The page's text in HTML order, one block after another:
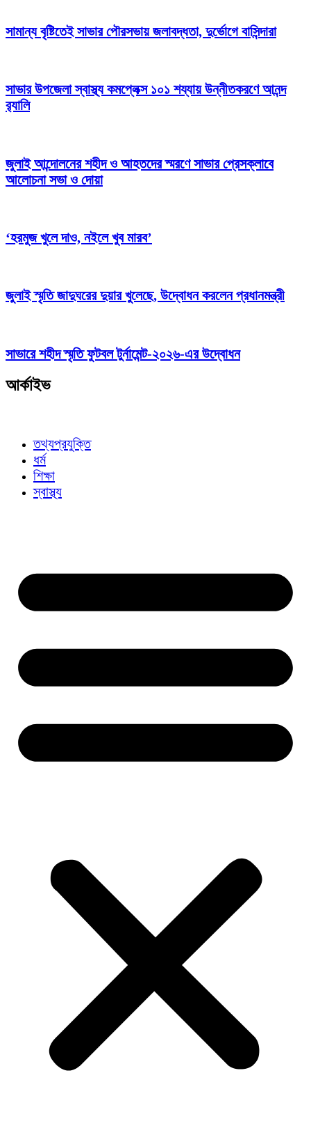
সামান্য বৃষ্টিতেই সাভার পৌরসভায় জলাবদ্ধতা, দুর্ভোগে বাসিন্দারা
সাভার উপজেলা স্বাস্থ্য কমপ্লেক্স ১০১ শয্যায় উন্নীতকরণে আনন্দ
র‍্যালি
জুলাই আন্দোলনের শহীদ ও আহতদের স্মরণে সাভার প্রেসক্লাবে
আলোচনা সভা ও দোয়া
‘হরমুজ খুলে দাও, নইলে খুব মারব’
জুলাই স্মৃতি জাদুঘরের দুয়ার খুলেছে, উদ্বোধন করলেন প্রধানমন্ত্রী
সাভারে শহীদ স্মৃতি ফুটবল টুর্নামেন্ট-২০২৬-এর উদ্বোধন
আর্কাইভ
তথ্যপ্রযুক্তি
ধর্ম
শিক্ষা
স্বাস্থ্য